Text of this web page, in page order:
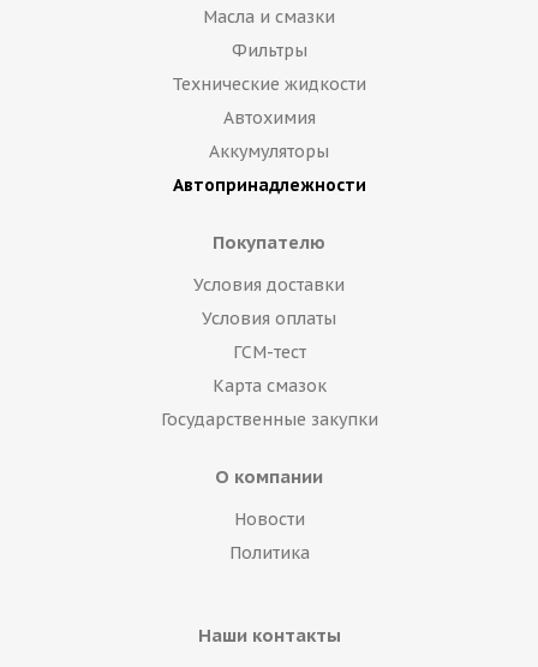
Масла и смазки
Фильтры
Технические жидкости
Автохимия
Аккумуляторы
Автопринадлежности
Покупателю
Условия доставки
Условия оплаты
ГСМ-тест
Карта смазок
Государственные закупки
О компании
Новости
Политика
Наши контакты